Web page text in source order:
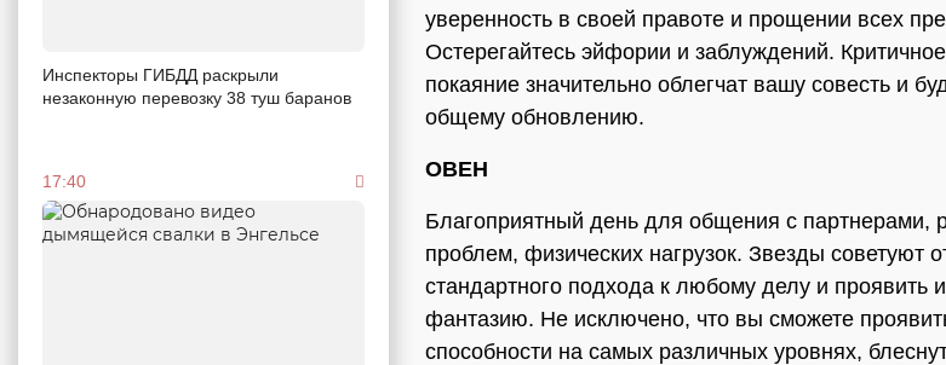
Инспекторы ГИБДД раскрыли
незаконную перевозку 38 туш баранов
17:40
уверенность в своей правоте и прощении всех
Остерегайтесь эйфории и заблуждений.
покаяние значительно облегчат вашу совесть и
общему обновлению.
ОВЕН
Благоприятный день для общения с партнерами,
проблем, физических нагрузок. Звезды советуют
стандартного подхода к любому делу и проявить
фантазию. Не исключено, что вы сможете
способности на самых различных уровнях,